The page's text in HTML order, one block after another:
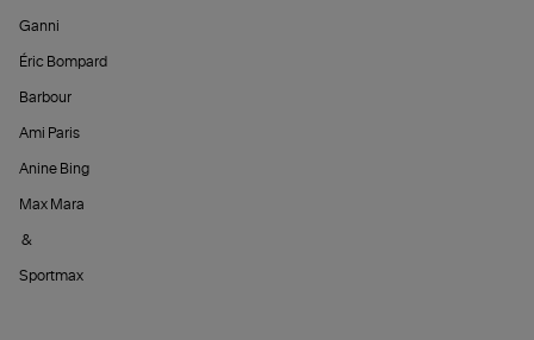
Ganni
Éric Bompard
Barbour
Ami Paris
Anine Bing
Max Mara
&
Sportmax